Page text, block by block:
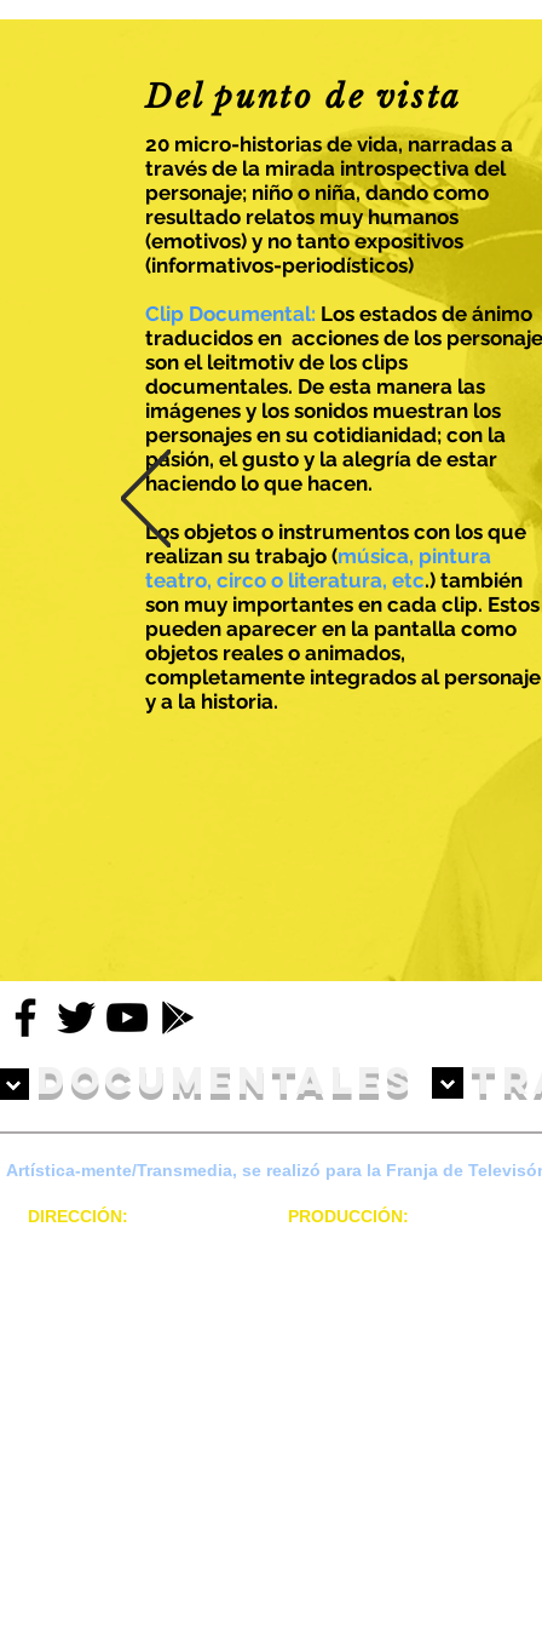
Del punto de vista
20 micro-historias de vida, narradas a
través de la mirada introspectiva del
personaje; niño o niña, dando como
resultado relatos muy humanos
(emotivos) y no tanto expositivos
(informativos-periodísticos)
Clip Documental: Los estados de ánimo
traducidos en acciones de los
son el leitmotiv de los clips
documentales. De esta manera las
imágenes y los sonidos muestran los
personajes en su cotidianidad; con la
pasión, el gusto y la alegría de estar
haciendo lo que hacen.
Los objetos o instrumentos con los que
realizan su trabajo (música, pintura
teatro, circo o literatura, etc.) también
son muy importantes en cada clip. Estos
pueden aparecer en la pantalla como
objetos reales o animados,
completamente integrados al personaje
y a la historia.
DOCUMENTALES
Artística-mente/Transmedia, se realizó para la Franja de
DIRECCIÓN: PRODUCCIÓN: